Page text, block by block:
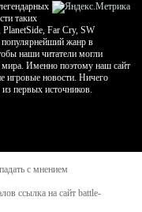
таких
Far Cry, SW
жанр в
наши читатели могли
мира. Именно поэтому наш сайт
игровые новости. Ничего
первых источников.
с мнением
ссылка на сайт battle-